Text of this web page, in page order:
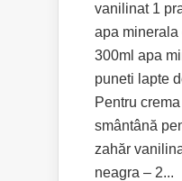
vanilinat 1
apa minerala
300ml apa
puneti lapte
Pentru
smântână
zahăr
neagra – 2...